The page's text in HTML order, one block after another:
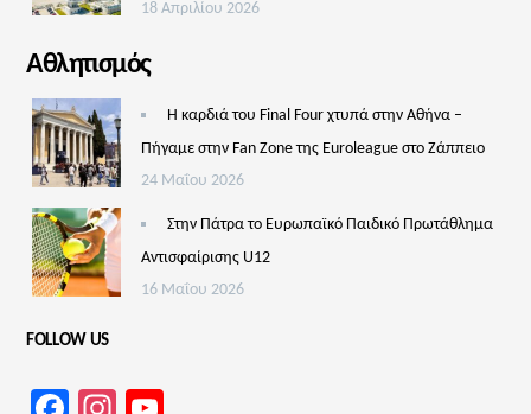
18 Απριλίου 2026
Αθλητισμός
Η καρδιά του Final Four χτυπά στην Αθήνα –
Πήγαμε στην Fan Zone της Euroleague στο Ζάππειο
24 Μαΐου 2026
Στην Πάτρα το Ευρωπαϊκό Παιδικό Πρωτάθλημα
Αντισφαίρισης U12
16 Μαΐου 2026
FOLLOW US